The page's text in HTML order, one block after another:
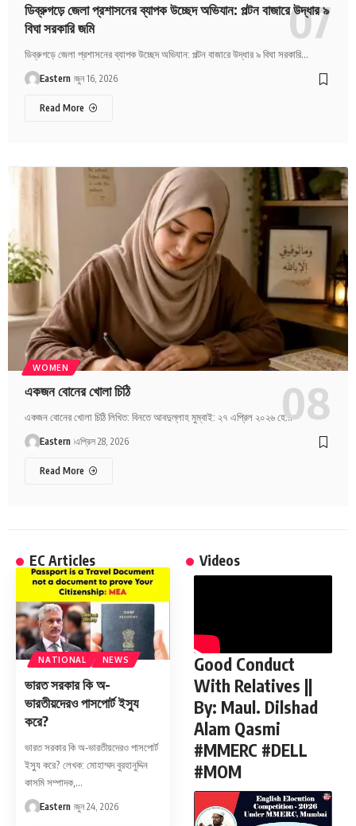
ডিব্রুগড়ে জেলা প্রশাসনের ব্যাপক উচ্ছেদ অভিযান: পল্টন বাজারে উদ্ধার ৯
বিঘা সরকারি জমি
ডিব্রুগড়ে জেলা প্রশাসনের ব্যাপক উচ্ছেদ অভিযান: পল্টন বাজারে উদ্ধার ৯ বিঘা সরকারি…
Eastern জুন 16, 2026
Read More
WOMEN
একজন বোনের খোলা চিঠি
একজন বোনের খোলা চিঠি লিখিত: বিনতে আবদুল্লাহ মুম্বাই: ২৭ এপ্রিল ২০২৬ হে…
Eastern এপ্রিল 28, 2026
Read More
EC Articles
NATIONAL NEWS
ভারত সরকার কি অ-
ভারতীয়দেরও পাসপোর্ট ইস্যু
করে?
ভারত সরকার কি অ-ভারতীয়দেরও পাসপোর্ট
ইস্যু করে? লেখক: মোহাম্মদ বুরহানুদ্দিন
কাসমি সম্পাদক,…
Eastern জুন 24, 2026
Videos
Good Conduct
With Relatives ||
By: Maul. Dilshad
Alam Qasmi
#MMERC #DELL
#MOM